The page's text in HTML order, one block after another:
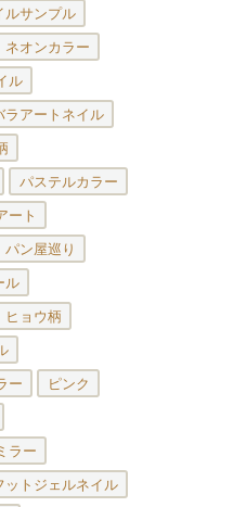
ルサンプル
ネオンカラー
ル
ラアートネイル
パステルカラー
ート
パン屋巡り
ル
ヒョウ柄
ー ピンク
ラー
ットジェルネイル